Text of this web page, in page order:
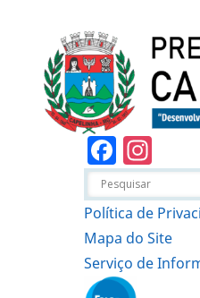
Política de
Mapa do Site
Serviço de